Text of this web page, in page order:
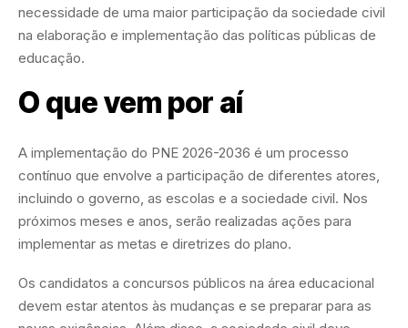
necessidade de uma maior participação da sociedade civil
na elaboração e implementação das políticas públicas de
educação.
O que vem por aí
A implementação do PNE 2026-2036 é um processo
contínuo que envolve a participação de diferentes atores,
incluindo o governo, as escolas e a sociedade civil. Nos
próximos meses e anos, serão realizadas ações para
implementar as metas e diretrizes do plano.
Os candidatos a concursos públicos na área educacional
devem estar atentos às mudanças e se preparar para as